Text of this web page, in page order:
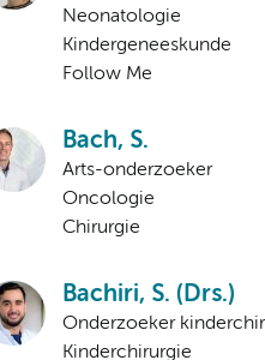
Neonatologie
Kindergeneeskunde
Follow Me
Bach, S.
Arts-onderzoeker
Oncologie
Chirurgie
Bachiri, S. (Drs.)
Onderzoeker
Kinderchirurgie